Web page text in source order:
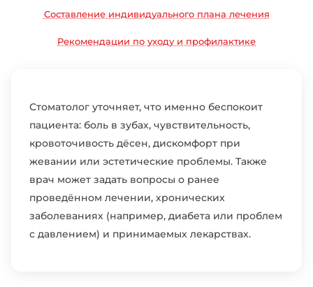
Составление индивидуального плана лечения
Рекомендации по уходу и профилактике
Стоматолог уточняет, что именно беспокоит
пациента: боль в зубах, чувствительность,
кровоточивость дёсен, дискомфорт при
жевании или эстетические проблемы. Также
врач может задать вопросы о ранее
проведённом лечении, хронических
заболеваниях (например, диабета или проблем
с давлением) и принимаемых лекарствах.